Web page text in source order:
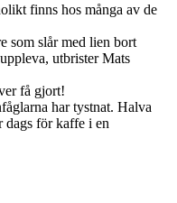
finns hos många av de
som slår med lien bort
utbrister Mats
få gjort!
har tystnat. Halva
dags för kaffe i en